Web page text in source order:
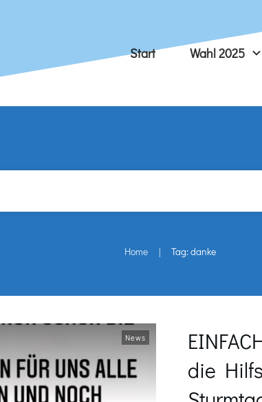
Start Wahl 2025
Home | Tag: danke
News
die